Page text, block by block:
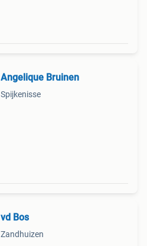
Angelique Bruinen
Spijkenisse
vd Bos
Zandhuizen